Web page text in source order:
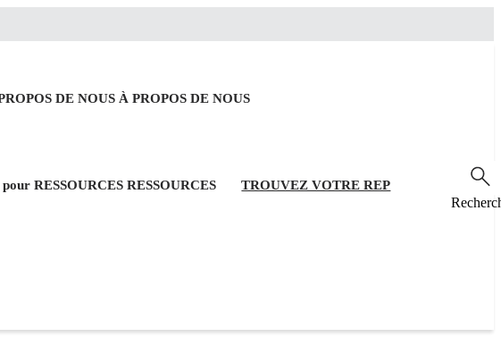
DE NOUS À PROPOS DE NOUS
RESSOURCES RESSOURCES TROUVEZ VOTRE REP